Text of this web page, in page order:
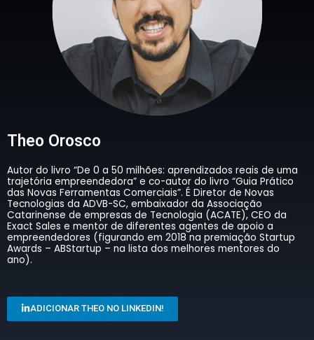
Theo Orosco
Autor do livro “De 0 a 50 milhões: aprendizados reais de uma
trajetória empreendedora” e co-autor do livro “Guia Prático
das Novas Ferramentas Comerciais”. É Diretor de Novas
Tecnologias da ADVB-SC, embaixador da Associação
Catarinense de empresas de Tecnologia (ACATE), CEO da
Exact Sales e mentor de diferentes agentes de apoio a
empreendedores (figurando em 2018 na premiação Startup
Awards – ABStartup – na lista dos melhores mentores do
ano).
ADICIONAR THEO NO LINKEDIN!